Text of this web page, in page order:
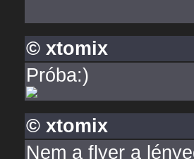
© xtomix
Próba:)
© xtomix
Nem a flyer a